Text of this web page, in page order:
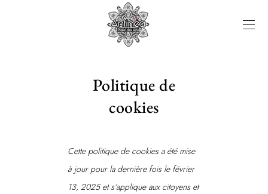
Politique de
cookies
Cette politique de cookies a été mise
à jour pour la dernière fois le février
13, 2025 et s’applique aux citoyens et